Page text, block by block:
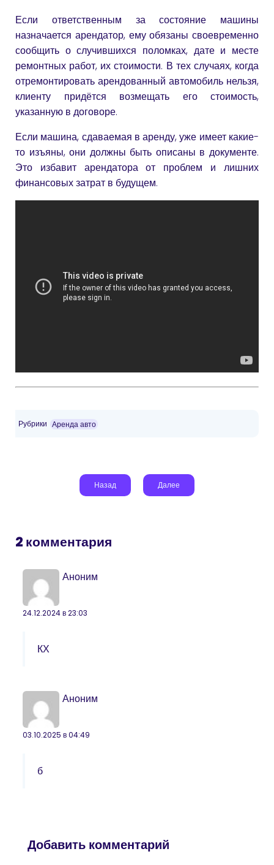
Если ответственным за состояние машины
назначается арендатор, ему обязаны своевременно
сообщить о случившихся поломках, дате и месте
ремонтных работ, их стоимости. В тех случаях, когда
отремонтировать арендованный автомобиль нельзя,
клиенту придётся возмещать его стоимость,
указанную в договоре.
Если машина, сдаваемая в аренду, уже имеет какие-
то изъяны, они должны быть описаны в документе.
Это избавит арендатора от проблем и лишних
финансовых затрат в будущем.
Рубрики Аренда авто
Назад Далее
2 комментария
Аноним
24.12.2024 в 23:03
КХ
Аноним
03.10.2025 в 04:49
б
Добавить комментарий